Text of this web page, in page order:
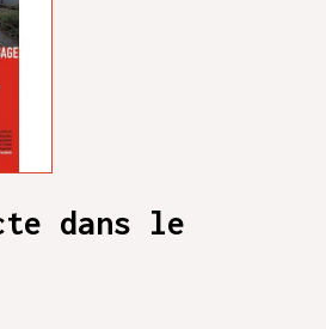
dans le